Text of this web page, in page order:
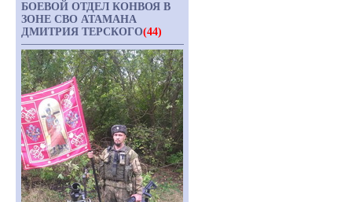
БОЕВОЙ ОТДЕЛ КОНВОЯ В
ЗОНЕ СВО АТАМАНА
ДМИТРИЯ ТЕРСКОГО(44)